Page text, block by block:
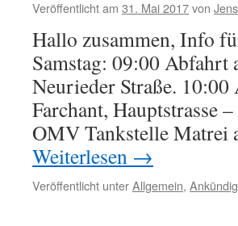
Veröffentlicht am 31. Mai 2017von Jens
Hallo zusammen, Info
Samstag: 09:00 Abfahrt
Neurieder Straße.
Farchant, Hauptstrasse
OMV Tankstelle
Weiterlesen →
Veröffentlicht unterAllgemein,